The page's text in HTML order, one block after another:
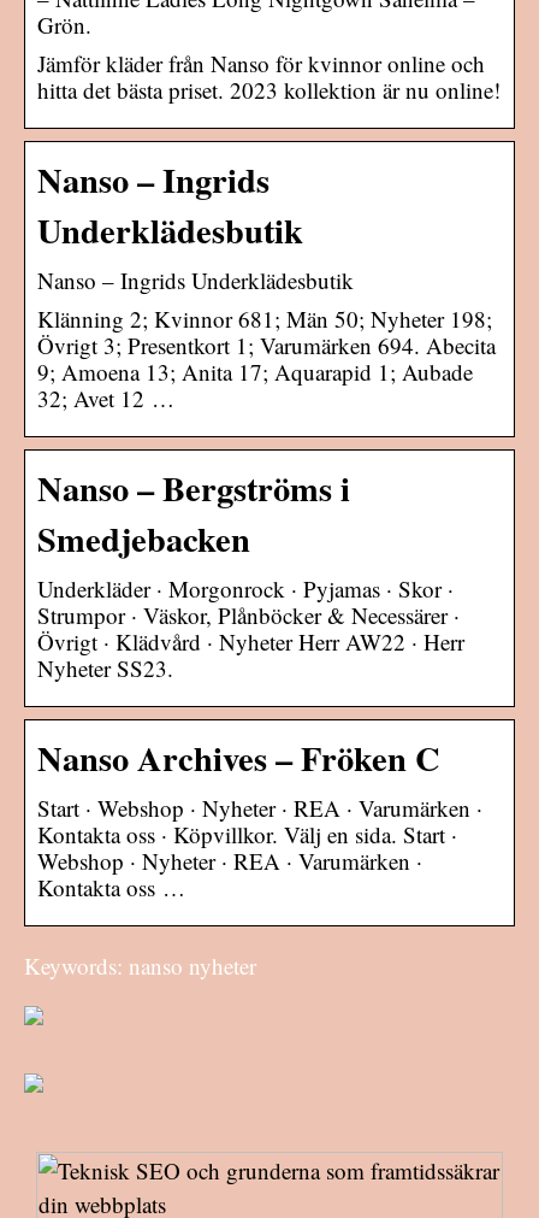
Grön.
Jämför kläder från Nanso för kvinnor online och
hitta det bästa priset. 2023 kollektion är nu online!
Nanso – Ingrids
Underklädesbutik
Nanso – Ingrids Underklädesbutik
Klänning 2; Kvinnor 681; Män 50; Nyheter 198;
Övrigt 3; Presentkort 1; Varumärken 694. Abecita
9; Amoena 13; Anita 17; Aquarapid 1; Aubade
32; Avet 12 …
Nanso – Bergströms i
Smedjebacken
Underkläder · Morgonrock · Pyjamas · Skor ·
Strumpor · Väskor, Plånböcker & Necessärer ·
Övrigt · Klädvård · Nyheter Herr AW22 · Herr
Nyheter SS23.
Nanso Archives – Fröken C
Start · Webshop · Nyheter · REA · Varumärken ·
Kontakta oss · Köpvillkor. Välj en sida. Start ·
Webshop · Nyheter · REA · Varumärken ·
Kontakta oss …
Keywords: nanso nyheter